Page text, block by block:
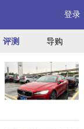
登录
评测 导购